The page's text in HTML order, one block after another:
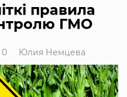
правила
ГМО
0 Юлия Немцева